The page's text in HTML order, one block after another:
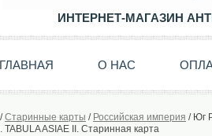
ИНТЕРНЕТ-МАГАЗИН
ГЛАВНАЯ О НАС
/Старинные карты / Российская империя / Юг
TABULA ASIAE II. Старинная карта